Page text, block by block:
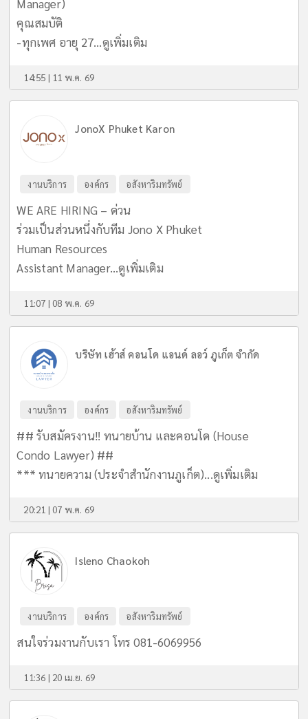
Manager)
คุณสมบัติ
-ทุกเพศ อายุ 27...ดูเพิ่มเติม
14:55 | 11 พ.ค. 69
JonoX Phuket Karon
งานบริการ องค์กร อสังหาริมทรัพย์
WE ARE HIRING – ด่วน
ร่วมเป็นส่วนหนึ่งกับทีม Jono X Phuket
Human Resources
Assistant Manager...ดูเพิ่มเติม
11:07 | 08 พ.ค. 69
บริษัท เฮ้าส์ คอนโด แอนด์ ลอว์ ภูเก็ต จำกัด
งานบริการ องค์กร อสังหาริมทรัพย์
## รับสมัครงาน‼️ ทนายบ้าน และคอนโด (House
Condo Lawyer) ##
*** ทนายความ (ประจำสำนักงานภูเก็ต)...ดูเพิ่มเติม
20:21 | 07 พ.ค. 69
Isleno Chaokoh
งานบริการ องค์กร อสังหาริมทรัพย์
สนใจร่วมงานกับเรา โทร 081-6069956
11:36 | 20 เม.ย. 69